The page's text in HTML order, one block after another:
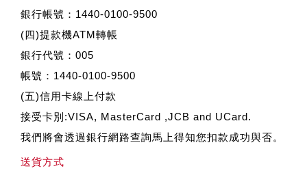
銀行帳號：1440-0100-9500
(四)提款機ATM轉帳
銀行代號：005
帳號：1440-0100-9500
(五)信用卡線上付款
接受卡別:VISA, MasterCard ,JCB and UCard.
我們將會透過銀行網路查詢馬上得知您扣款成功與否。
送貨方式